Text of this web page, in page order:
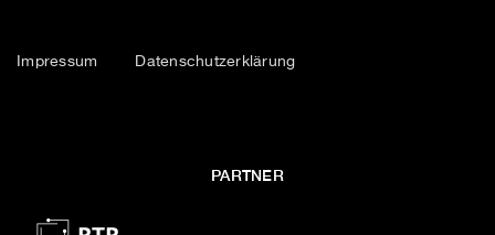
Impressum Datenschutzerklärung
PARTNER